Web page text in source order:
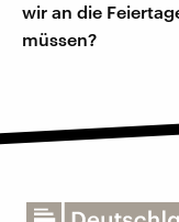
wir an die
müssen?